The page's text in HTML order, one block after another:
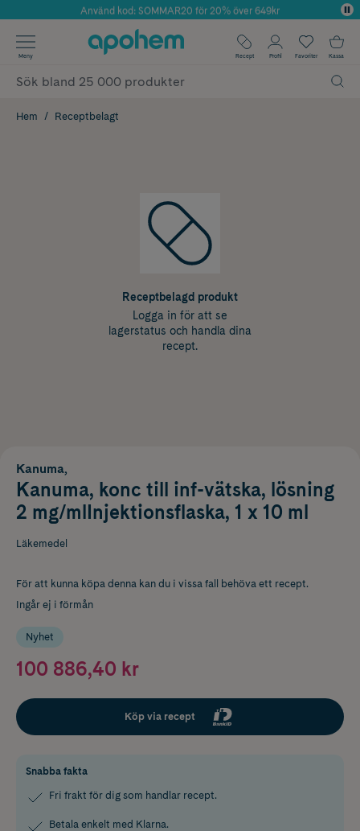
Årets Butik 2025 inom Skönhet
Använd kod: SOMMAR20 för 20% över 649kr
✓ Fri frakt
✓ Poäng på alla köp*
Meny Recept Profil Favoriter Kassa
Hem Receptbelagt
Receptbelagd produkt
Logga in för att se
lagerstatus och handla dina
recept.
Kanuma,
Kanuma, konc till inf-vätska, lösning
2 mg/mlInjektionsflaska, 1 x 10 ml
Läkemedel
För att kunna köpa denna kan du i vissa fall behöva ett recept.
Ingår ej i förmån
Nyhet
100 886,40 kr
Köp via recept
Snabba fakta
Fri frakt för dig som handlar recept.
Betala enkelt med Klarna.